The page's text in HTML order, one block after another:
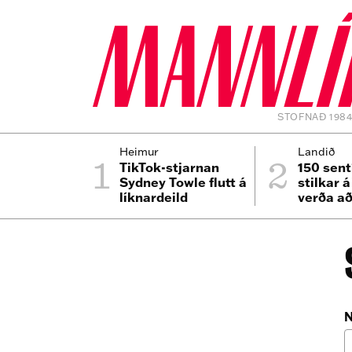
STOFNAÐ 1984
1 Heimur
TikTok-stjarnan
Sydney Towle flutt á
líknardeild
2 Landið
150
stilkar
verða